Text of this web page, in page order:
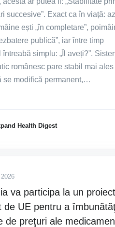
succesive”. Exact ca în viață:
ești „în completare”,
publică”, iar între timp
simplu: „Îl aveți?”.
românesc pare stabil mai ales
se modifică permanent,…
Health Digest
va participa la un proiect
de UE pentru a
de preţuri ale